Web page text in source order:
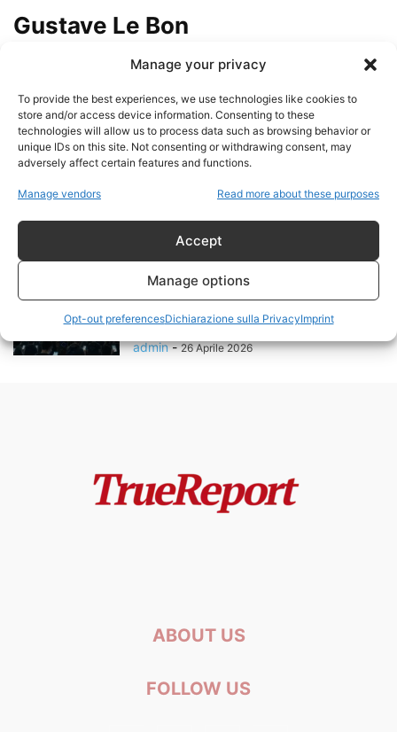
Manage your privacy
To provide the best experiences, we use technologies like cookies to
store and/or access device information. Consenting to these
technologies will allow us to process data such as browsing behavior or
unique IDs on this site. Not consenting or withdrawing consent, may
adversely affect certain features and functions.
Manage vendors Read more about these purposes
Accept
Manage options
Opt-out preferencesDichiarazione sulla PrivacyImprint
Gustave Le Bon
I cani da riporto della
realtà piegata...
admin - 20 Giugno 2026
I cani da riporto della
controinformazione italiana:
quando la propaganda
sostituisce...
- 20 Giugno 2026
Coreografie militari e psywar: il
rieduca
admin - 26 Aprile 2026
ABOUT US
FOLLOW US